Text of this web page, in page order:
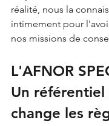
réalité, nous la
intimement pour
nos missions de
L'AFNOR
Un référentiel
change les